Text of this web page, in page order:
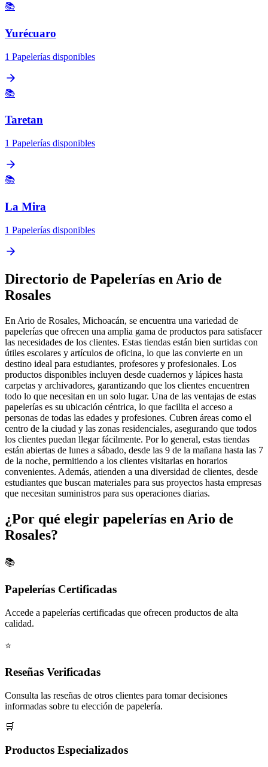
📚
Yurécuaro
1 Papelerías disponibles
📚
Taretan
1 Papelerías disponibles
📚
La Mira
1 Papelerías disponibles
Directorio de Papelerías en Ario de
Rosales
En Ario de Rosales, Michoacán, se encuentra una variedad de
papelerías que ofrecen una amplia gama de productos para satisfacer
las necesidades de los clientes. Estas tiendas están bien surtidas con
útiles escolares y artículos de oficina, lo que las convierte en un
destino ideal para estudiantes, profesores y profesionales. Los
productos disponibles incluyen desde cuadernos y lápices hasta
carpetas y archivadores, garantizando que los clientes encuentren
todo lo que necesitan en un solo lugar. Una de las ventajas de estas
papelerías es su ubicación céntrica, lo que facilita el acceso a
personas de todas las edades y profesiones. Cubren áreas como el
centro de la ciudad y las zonas residenciales, asegurando que todos
los clientes puedan llegar fácilmente. Por lo general, estas tiendas
están abiertas de lunes a sábado, desde las 9 de la mañana hasta las 7
de la noche, permitiendo a los clientes visitarlas en horarios
convenientes. Además, atienden a una diversidad de clientes, desde
estudiantes que buscan materiales para sus proyectos hasta empresas
que necesitan suministros para sus operaciones diarias.
¿Por qué elegir papelerías en Ario de
Rosales?
📚
Papelerías Certificadas
Accede a papelerías certificadas que ofrecen productos de alta
calidad.
⭐
Reseñas Verificadas
Consulta las reseñas de otros clientes para tomar decisiones
informadas sobre tu elección de papelería.
🛒
Productos Especializados